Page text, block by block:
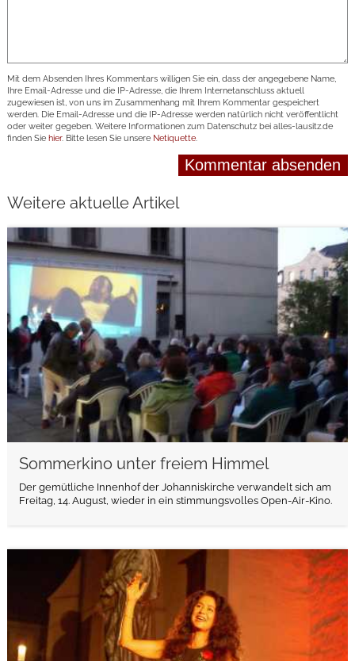
Mit dem Absenden Ihres Kommentars willigen Sie ein, dass der angegebene Name,
Ihre Email-Adresse und die IP-Adresse, die Ihrem Internetanschluss aktuell
zugewiesen ist, von uns im Zusammenhang mit Ihrem Kommentar gespeichert
werden. Die Email-Adresse und die IP-Adresse werden natürlich nicht veröffentlicht
oder weiter gegeben. Weitere Informationen zum Datenschutz bei alles-lausitz.de
finden Sie hier. Bitte lesen Sie unsere Netiquette.
Weitere aktuelle Artikel
Sommerkino unter freiem Himmel
Der gemütliche Innenhof der Johanniskirche verwandelt sich am
Freitag, 14. August, wieder in ein stimmungsvolles Open-Air-Kino.
weiterlesen
weiterlesen